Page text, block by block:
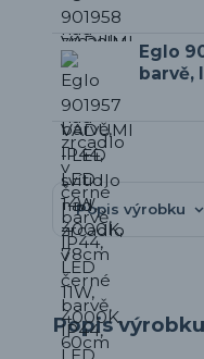
Eglo
barvě,
Popis výrobku
Popis výrobku